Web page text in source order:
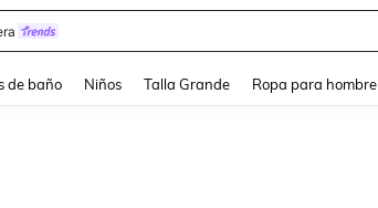
de baño Niños Talla Grande Ropa para hombre